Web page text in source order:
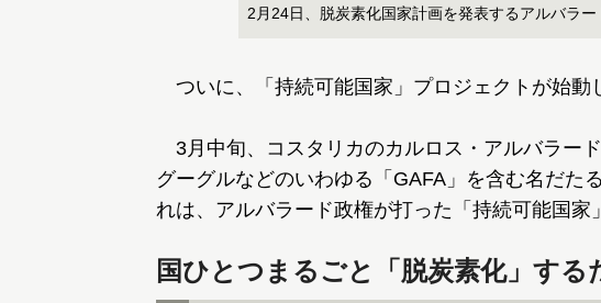
2月24日、脱炭素化国家計画を発表するアルバラー
ついに、「持続可能国家」プロジェクトが始動
3月中旬、コスタリカのカルロス・アルバラー
グーグルなどのいわゆる「GAFA」を含む名だた
れは、アルバラード政権が打った「持続可能国家
国ひとつまるごと「脱炭素化」する